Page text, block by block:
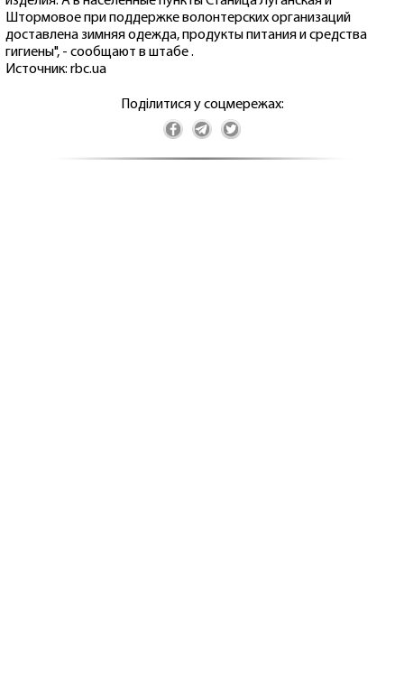
Штормовое при поддержке волонтерских организаций
доставлена зимняя одежда, продукты питания и средства
гигиены", - сообщают в штабе .
Источник: rbc.ua
Поділитися у соцмережах: